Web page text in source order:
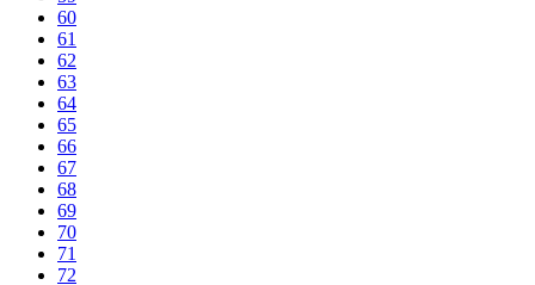
60
61
62
63
64
65
66
67
68
69
70
71
72